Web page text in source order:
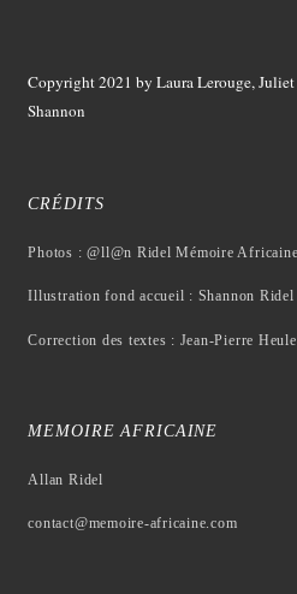
Copyright 2021 by Laura Lerouge,
Shannon
CRÉDITS
Photos : @ll@n Ridel Mémoire Africaine
Illustration fond accueil : Shannon Ridel
Correction des textes : Jean-Pierre Heule
MEMOIRE AFRICAINE
Allan Ridel
contact@memoire-africaine.com